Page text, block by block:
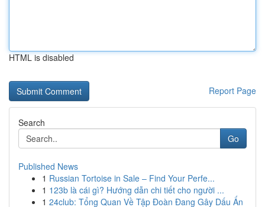
HTML is disabled
Report Page
Search
Go
Published News
1 Russian Tortoise in Sale – Find Your Perfe...
1 123b là cái gì? Hướng dẫn chi tiết cho người ...
1 24club: Tổng Quan Về Tập Đoàn Đang Gây Dấu Ấn